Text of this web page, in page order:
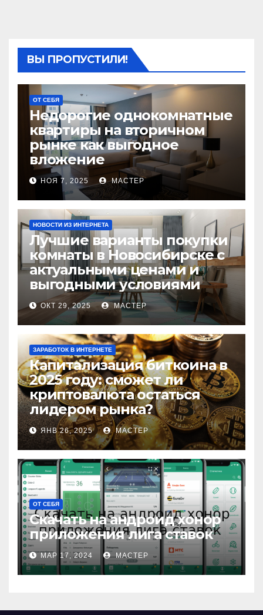
ВЫ ПРОПУСТИЛИ!
ОТ СЕБЯ
Недорогие однокомнатные
квартиры на вторичном
рынке как выгодное
вложение
НОЯ 7, 2025 МАСТЕР
НОВОСТИ ИЗ ИНТЕРНЕТА
Лучшие варианты покупки
комнаты в Новосибирске с
актуальными ценами и
выгодными условиями
ОКТ 29, 2025 МАСТЕР
ЗАРАБОТОК В ИНТЕРНЕТЕ
Капитализация биткоина в
2025 году: сможет ли
криптовалюта остаться
лидером рынка?
ЯНВ 26, 2025 МАСТЕР
ОТ СЕБЯ
Скачать на андроид хонор
приложения лига ставок
МАР 17, 2024 МАСТЕР